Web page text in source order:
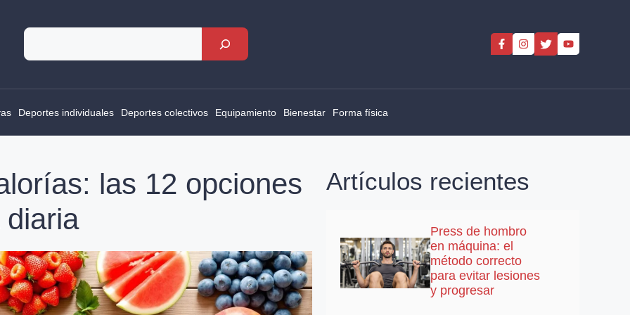
Rechercher
Deportes individuales Deportes colectivos Equipamiento Bienestar Forma física
las 12 opciones
Artículos recientes
Press de hombro
en máquina: el
método correcto
para evitar lesiones
y progresar